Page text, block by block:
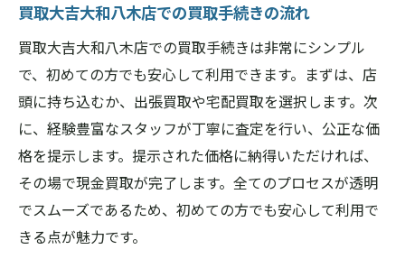
組み
お客様との信頼関係を築くための工夫
橿原市での口コミと評判
買取大吉大和八木店の信頼性の秘密
奈良県橿原市で信頼される理由
利用者のニーズに応じた柔軟な買取サービスの
提供
多様な買取方法の提供
買取大吉大和八木店での買取手続きの流れ
買取大吉大和八木店での買取手続きは非常にシンプル
で、初めての方でも安心して利用できます。まずは、店
頭に持ち込むか、出張買取や宅配買取を選択します。次
に、経験豊富なスタッフが丁寧に査定を行い、公正な価
格を提示します。提示された価格に納得いただければ、
その場で現金買取が完了します。全てのプロセスが透明
でスムーズであるため、初めての方でも安心して利用で
きる点が魅力です。